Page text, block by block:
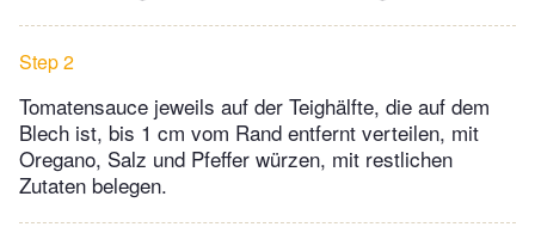
Step 2
Tomatensauce jeweils auf der Teighälfte, die auf dem
Blech ist, bis 1 cm vom Rand entfernt verteilen, mit
Oregano, Salz und Pfeffer würzen, mit restlichen
Zutaten belegen.